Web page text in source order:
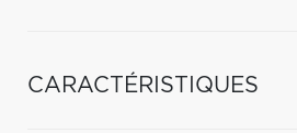
CARACTÉRISTIQUES